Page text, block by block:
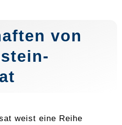
von
weist eine Reihe